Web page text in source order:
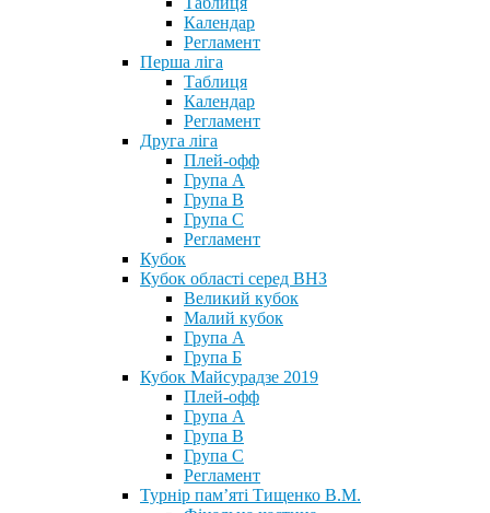
Календар
Регламент
Перша ліга
Таблиця
Календар
Регламент
Друга ліга
Плей-офф
Група А
Група В
Група С
Регламент
Кубок
Кубок області серед ВНЗ
Великий кубок
Малий кубок
Група А
Група Б
Кубок Майсурадзе 2019
Плей-офф
Група А
Група В
Група С
Регламент
Турнір пам’яті Тищенко В.М.